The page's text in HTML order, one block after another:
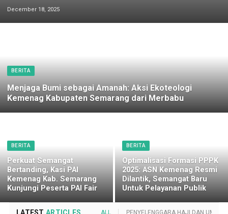
December 18, 2025
BERITA
Menjaga Bumi sebagai Amanah: Aksi Ekoteologi
Kemenag Kabupaten Semarang dari Merbabu
BERITA
Perkuat Semangat
Bertanding, Kasi PAI
Kemenag Kab. Semarang
Kunjungi Peserta PAI Fair
BERITA
Optimalisasi Formasi PPPK
2025: ASN Kemenag Resmi
Dilantik, Semangat Baru
Untuk Pelayanan Publik
LATEST ARTICLES ALL PENYELENGGARA HAJI DAN UMROH